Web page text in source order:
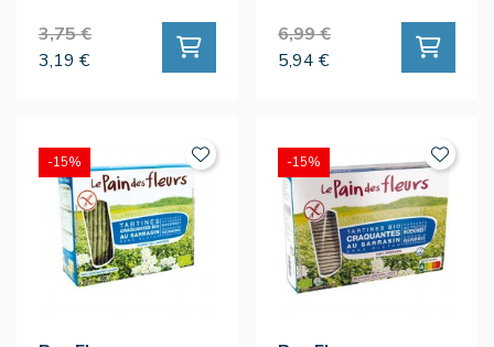
3,75 €
3,19 €
6,99 €
5,94 €
-15% -15%